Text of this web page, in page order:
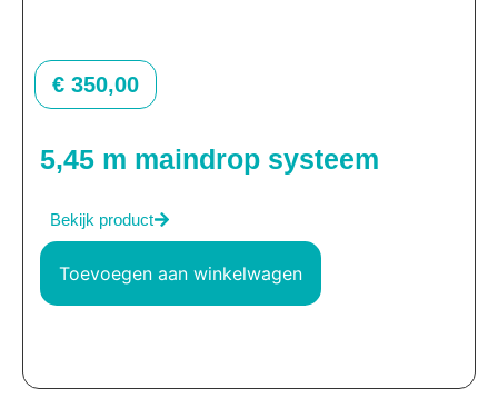
€ 350,00
5,45 m maindrop systeem
Bekijk product
Toevoegen aan winkelwagen